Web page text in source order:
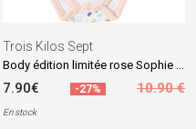
Trois Kilos Sept
7.90€ -27% 10.90 €
En stock